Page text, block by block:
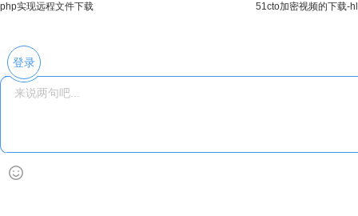
php实现远程文件下载
51cto加密视频的下载-
登录